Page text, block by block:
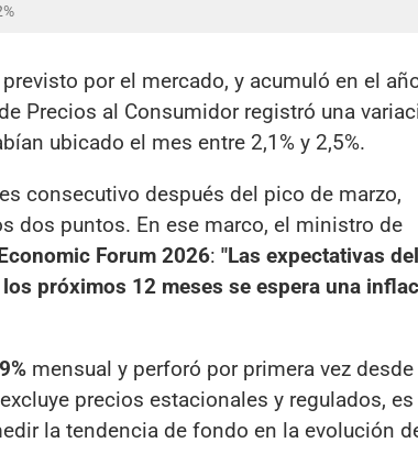
por el mercado, y acumuló en el
Precios al Consumidor registró una
ubicado el mes entre 2,1% y 2,5%.
consecutivo después del pico de marzo,
dos puntos. En ese marco, el ministro de
Forum 2026: "Las expectativas del
próximos 12 meses se espera una
mensual y perforó por primera vez desde
precios estacionales y regulados, es
la tendencia de fondo en la evolución